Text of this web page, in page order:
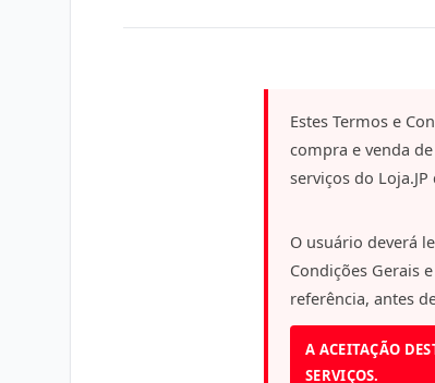
Estes Termos e
compra e venda
serviços do
O usuário deverá
Condições Gerais
referência, antes
A ACEITAÇÃO
SERVIÇOS.